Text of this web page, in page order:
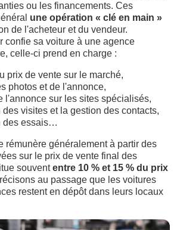
ou les financements. Ces
une opération « clé en main »
de l'acheteur et du vendeur.
confie sa voiture à une agence
celle-ci prend en charge :
prix de vente sur le marché,
photos et de l'annonce,
l'annonce sur les sites spécialisés,
des visites et la gestion des contacts,
des essais…
rémunère généralement à partir des
sur le prix de vente final des
souvententre 10 % et 15 % du prix
au passage que les voitures
restent en dépôt dans leurs locaux